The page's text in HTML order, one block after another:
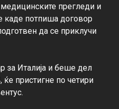
прегледи и
каде потпиша договор
да се приклучи
за Италија и беше дел
пристигне по четири